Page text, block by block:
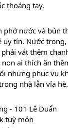
thoáng tay.
phở nước và bún
uy tín. Nước
vắt thêm
ai thích ăn
nhưng phục vụ
nhà lẫn vỉa hè.
- 101 Lê Duẩn
tuỳ món